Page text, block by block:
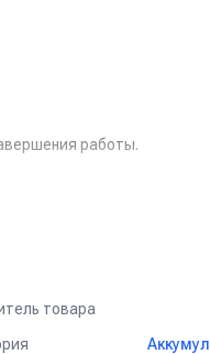
работы.
товара